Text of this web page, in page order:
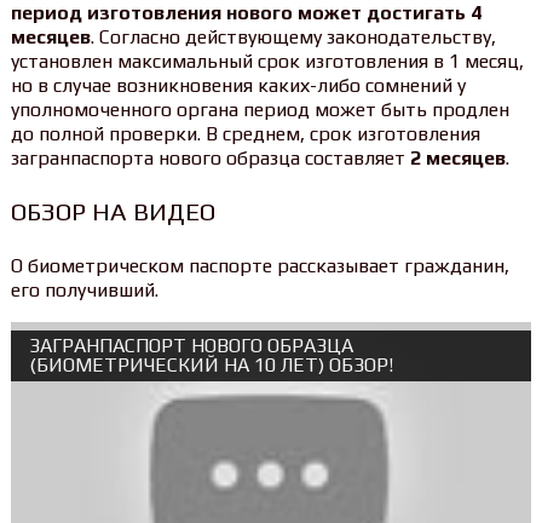
период изготовления нового может достигать 4
месяцев. Согласно действующему законодательству,
установлен максимальный срок изготовления в 1 месяц,
но в случае возникновения каких-либо сомнений у
уполномоченного органа период может быть продлен
до полной проверки. В среднем, срок изготовления
загранпаспорта нового образца составляет 2 месяцев.
ОБЗОР НА ВИДЕО
О биометрическом паспорте рассказывает гражданин,
его получивший.
ЗАГРАНПАСПОРТ НОВОГО ОБРАЗЦА
(БИОМЕТРИЧЕСКИЙ НА 10 ЛЕТ) ОБЗОР!